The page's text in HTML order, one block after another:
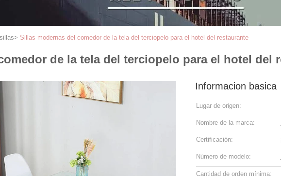
> Sillas modernas del comedor de la tela del terciopelo para el hotel del restaurante
de la tela del terciopelo para el hotel del
Informacion basica
Lugar de origen:
Nombre de la marca:
Certificación:
Número de modelo:
Cantidad de orden mínima: